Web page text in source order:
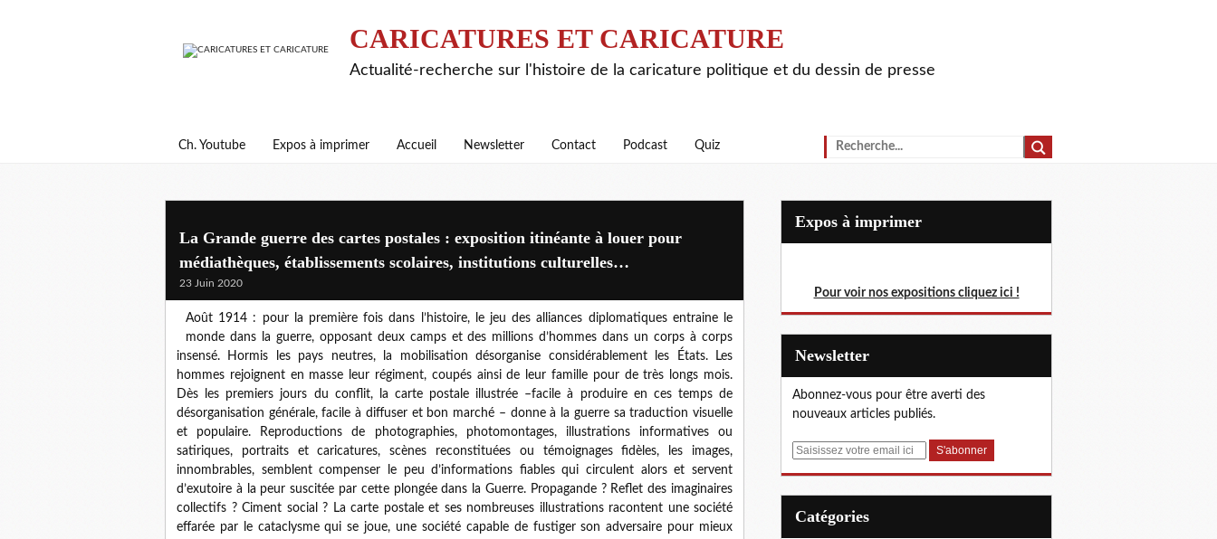
CARICATURES ET CARICATURE
Actualité-recherche sur l'histoire de la caricature politique et du dessin de presse
Ch. Youtube Expos à imprimer Accueil Newsletter Contact Podcast Quiz
La Grande guerre des cartes postales : exposition itinéante à louer pour
médiathèques, établissements scolaires, institutions culturelles…
23 Juin 2020
Août 1914 : pour la première fois dans l’histoire, le jeu des alliances diplomatiques entraine le
monde dans la guerre, opposant deux camps et des millions d’hommes dans un corps à corps
insensé. Hormis les pays neutres, la mobilisation désorganise considérablement les États. Les
hommes rejoignent en masse leur régiment, coupés ainsi de leur famille pour de très longs mois.
Dès les premiers jours du conflit, la carte postale illustrée –facile à produire en ces temps de
désorganisation générale, facile à diffuser et bon marché – donne à la guerre sa traduction visuelle
et populaire. Reproductions de photographies, photomontages, illustrations informatives ou
satiriques, portraits et caricatures, scènes reconstituées ou témoignages fidèles, les images,
innombrables, semblent compenser le peu d’informations fiables qui circulent alors et servent
d’exutoire à la peur suscitée par cette plongée dans la Guerre. Propagande ? Reflet des imaginaires
collectifs ? Ciment social ? La carte postale et ses nombreuses illustrations racontent une société
effarée par le cataclysme qui se joue, une société capable de fustiger son adversaire pour mieux
Expos à imprimer
Pour voir nos expositions cliquez ici !
Newsletter
Abonnez-vous pour être averti des
nouveaux articles publiés.
E
Catégories